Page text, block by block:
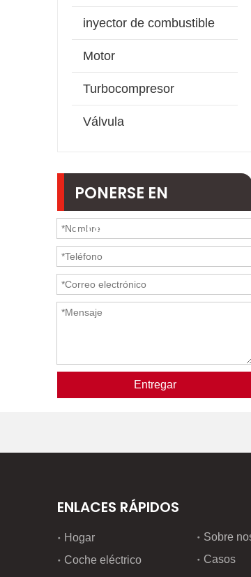
inyector de combustible
Motor
Turbocompresor
Válvula
PONERSE EN
CONTACTO
Entregar
ENLACES RÁPIDOS
Hogar
Coche eléctrico
Sobre
Casos